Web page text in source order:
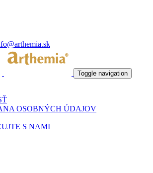
Toggle navigation
OSOBNÝCH ÚDAJOV
S NAMI